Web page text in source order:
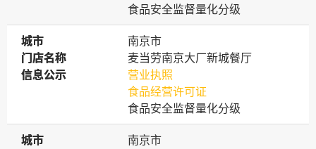
食品安全监督量化分级
城市
城市
南京市
门店名称
门店名称
麦当劳南京大厂新城餐厅
信息公示
信息公示
营业执照
食品经营许可证
食品安全监督量化分级
城市
城市
南京市